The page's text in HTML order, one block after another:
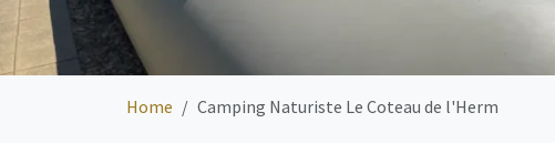
Home Camping Naturiste Le Coteau de l'Herm